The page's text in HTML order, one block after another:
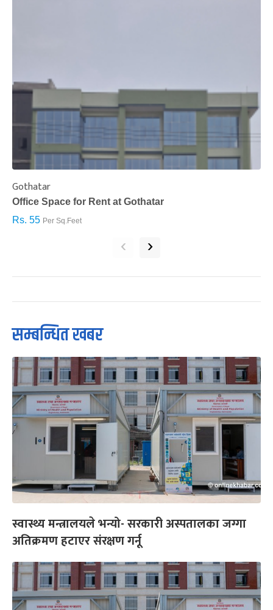
Gothatar
Office Space for Rent at Gothatar
Rs. 55 Per Sq.Feet
‹ ›
सम्बन्धित खबर
स्वास्थ्य मन्त्रालयले भन्यो- सरकारी अस्पतालका जग्गा
अतिक्रमण हटाएर संरक्षण गर्नू